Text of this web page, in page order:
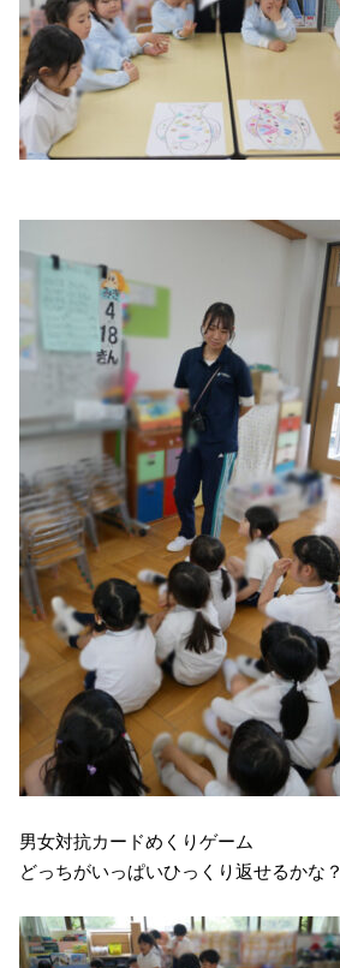
男女対抗カードめくりゲーム
どっちがいっぱいひっくり返せるかな？